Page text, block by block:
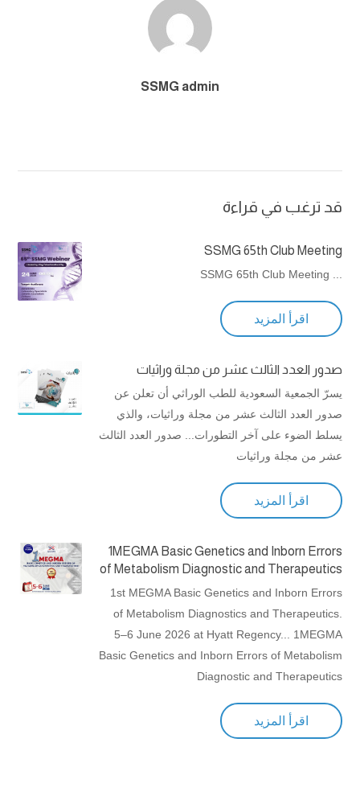
SSMG admin
قد ترغب في قراءة
SSMG 65th Club Meeting
اقرأ المزيد
صدور العدد الثالث عشر من مجلة وراثيات
يسرّ الجمعية السعودية للطب الوراثي أن تعلن عن
صدور العدد الثالث عشر من مجلة وراثيات، والذي
يسلط الضوء على آخر التطورات... صدور العدد الثالث
عشر من مجلة وراثيات
اقرأ المزيد
1MEGMA Basic Genetics and Inborn Errors
of Metabolism Diagnostic and Therapeutics
1st MEGMA Basic Genetics and Inborn Errors
of Metabolism Diagnostics and Therapeutics.
5–6 June 2026 at Hyatt Regency... 1MEGMA
Basic Genetics and Inborn Errors of Metabolism
Diagnostic and Therapeutics
اقرأ المزيد